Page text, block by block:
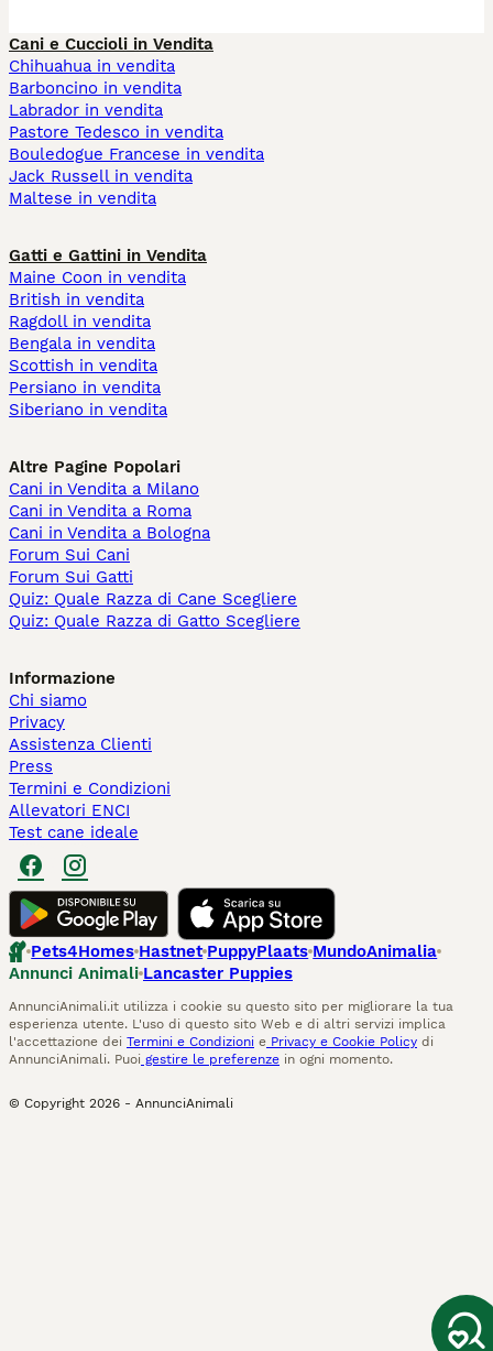
Cani e Cuccioli in Vendita
Chihuahua in vendita
Barboncino in vendita
Labrador in vendita
Pastore Tedesco in vendita
Bouledogue Francese in vendita
Jack Russell in vendita
Maltese in vendita
Gatti e Gattini in Vendita
Maine Coon in vendita
British in vendita
Ragdoll in vendita
Bengala in vendita
Scottish in vendita
Persiano in vendita
Siberiano in vendita
Altre Pagine Popolari
Cani in Vendita a Milano
Cani in Vendita a Roma
Cani in Vendita a Bologna
Forum Sui Cani
Forum Sui Gatti
Quiz: Quale Razza di Cane Scegliere
Quiz: Quale Razza di Gatto Scegliere
Informazione
Chi siamo
Privacy
Assistenza Clienti
Press
Termini e Condizioni
Allevatori ENCI
Test cane ideale
Pets4Homes Hastnet PuppyPlaats MundoAnimalia
Annunci Animali Lancaster Puppies
AnnunciAnimali.it utilizza i cookie su questo sito per migliorare la tua
esperienza utente. L'uso di questo sito Web e di altri servizi implica
l'accettazione dei Termini e Condizioni e Privacy e Cookie Policy di
AnnunciAnimali. Puoi gestire le preferenze in ogni momento.
© Copyright 2026 - AnnunciAnimali